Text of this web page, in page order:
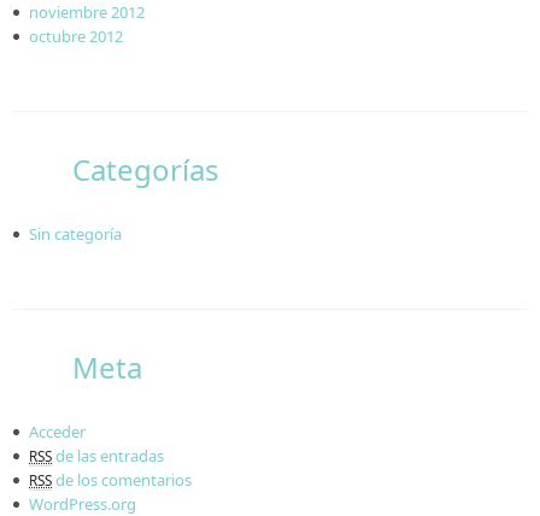
noviembre 2012
octubre 2012
Categorías
Sin categoría
Meta
Acceder
RSSde las entradas
RSSde los comentarios
WordPress.org